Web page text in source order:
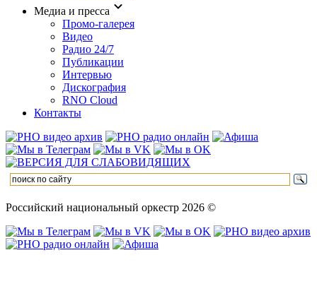
Медиа и пресса
Промо-галерея
Видео
Радио 24/7
Публикации
Интервью
Дискография
RNO Cloud
Контакты
Российский национальный оркестр 2026 ©